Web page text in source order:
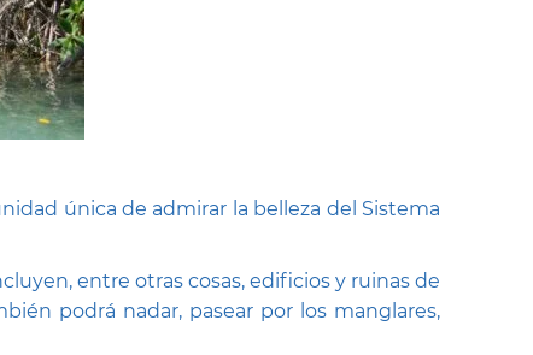
única de admirar la belleza del Sistema
entre otras cosas, edificios y ruinas de
podrá nadar, pasear por los manglares,